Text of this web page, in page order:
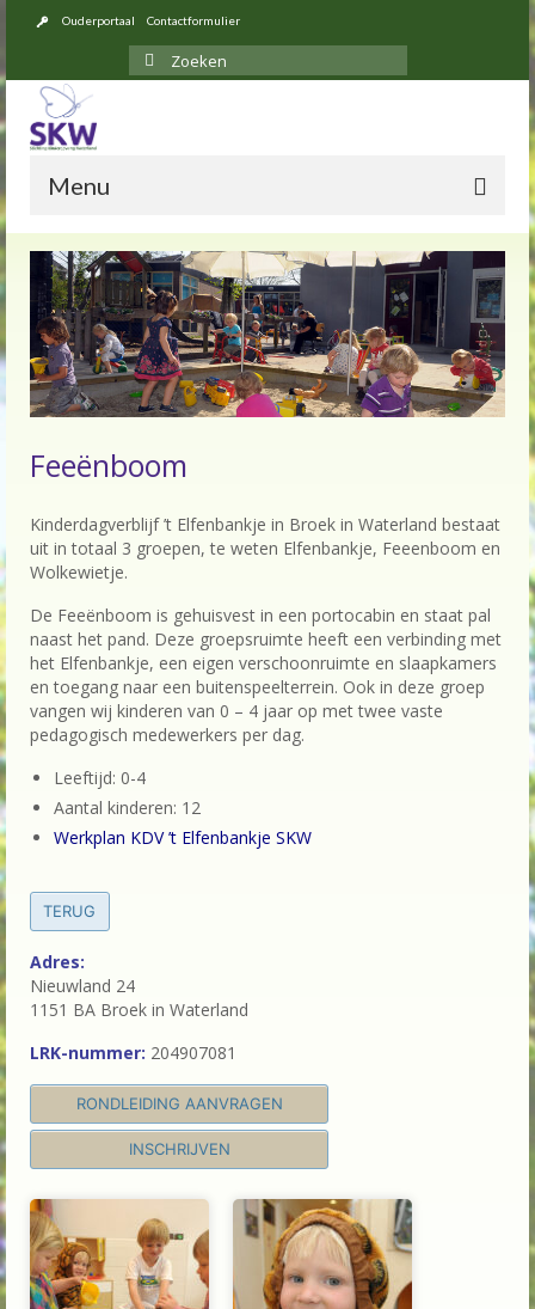
Ouderportaal Contactformulier
Zoeken
naar:
Menu
Over ons
Opvang
Locaties
Tarieven 2026
OC-SKW & agenda OC-vergadering dinsdag
30 juni 2026
F.A.Q.
Nieuws
Feeënboom
Kinderdagverblijf ’t Elfenbankje in Broek in Waterland bestaat
uit in totaal 3 groepen, te weten Elfenbankje, Feeenboom en
Wolkewietje.
De Feeënboom is gehuisvest in een portocabin en staat pal
naast het pand. Deze groepsruimte heeft een verbinding met
het Elfenbankje, een eigen verschoonruimte en slaapkamers
en toegang naar een buitenspeelterrein. Ook in deze groep
vangen wij kinderen van 0 – 4 jaar op met twee vaste
pedagogisch medewerkers per dag.
Leeftijd: 0-4
Aantal kinderen: 12
Werkplan KDV ’t Elfenbankje SKW
TERUG
Adres:
Nieuwland 24
1151 BA Broek in Waterland
LRK-nummer: 204907081
RONDLEIDING AANVRAGEN
INSCHRIJVEN